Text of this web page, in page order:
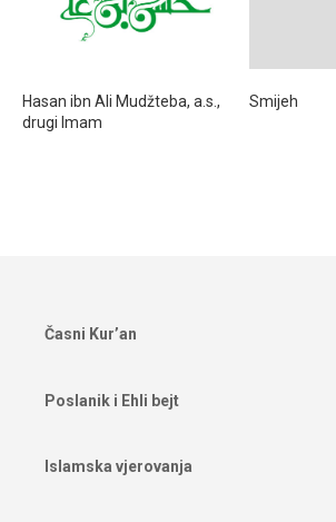
Hasan ibn Ali Mudžteba, a.s.,
drugi Imam
Smijeh
Časni Kur’an
Poslanik i Ehli bejt
Islamska vjerovanja